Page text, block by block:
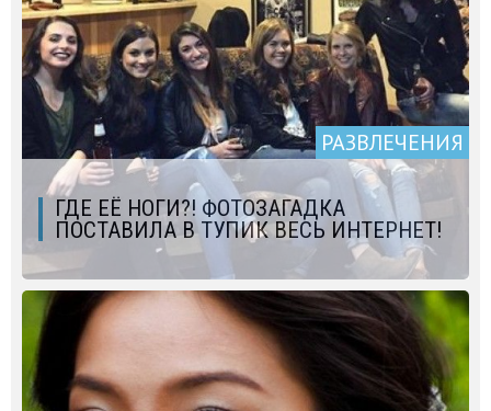
РАЗВЛЕЧЕНИЯ
ГДЕ ЕЁ НОГИ?! ФОТОЗАГАДКА
ПОСТАВИЛА В ТУПИК ВЕСЬ ИНТЕРНЕТ!